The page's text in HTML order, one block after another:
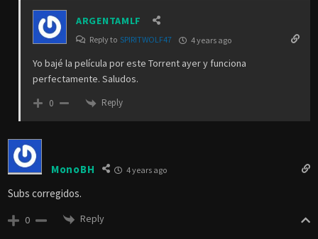
ARGENTAMLF
Reply to SPIRITWOLF47 4 years ago
Yo bajé la película por este Torrent ayer y funciona
perfectamente. Saludos.
0 Reply
MonoBH 4 years ago
Subs corregidos.
0 Reply